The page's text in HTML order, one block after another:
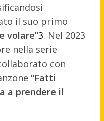
il suo primo
volare”3. Nel 2023
nella serie
con
“Fatti
a prendere il